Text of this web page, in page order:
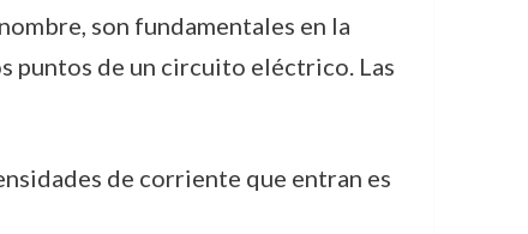
son fundamentales en la
puntos de un circuito eléctrico. Las
de corriente que entran es